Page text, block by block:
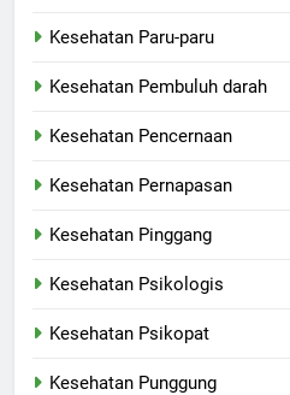
Kesehatan Paru-paru
Kesehatan Pembuluh darah
Kesehatan Pencernaan
Kesehatan Pernapasan
Kesehatan Pinggang
Kesehatan Psikologis
Kesehatan Psikopat
Kesehatan Punggung